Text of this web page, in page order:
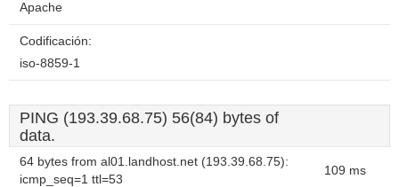
Apache
Codificación:
iso-8859-1
PING (193.39.68.75) 56(84) bytes of
data.
64 bytes from al01.landhost.net (193.39.68.75):
icmp_seq=1 ttl=53
109 ms